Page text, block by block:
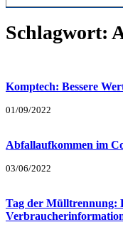
Schlagwort:
Komptech: Bessere
01/09/2022
Abfallaufkommen im
03/06/2022
Tag der Mülltrennung: